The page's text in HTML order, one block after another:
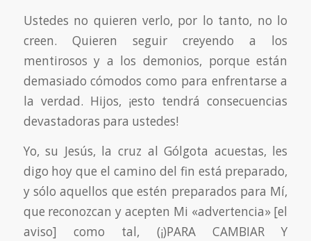
Ustedes no quieren verlo, por lo tanto, no lo
creen. Quieren seguir creyendo a los
mentirosos y a los demonios, porque están
demasiado cómodos como para enfrentarse a
la verdad. Hijos, ¡esto tendrá consecuencias
devastadoras para ustedes!
Yo, su Jesús, la cruz al Gólgota acuestas, les
digo hoy que el camino del fin está preparado,
y sólo aquellos que estén preparados para Mí,
que reconozcan y acepten Mi «advertencia» [el
aviso] como tal, (¡)PARA CAMBIAR Y